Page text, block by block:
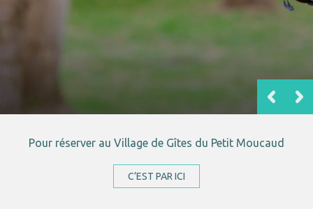
Pour réserver au Village de Gîtes du Petit Moucaud
C’EST PAR ICI